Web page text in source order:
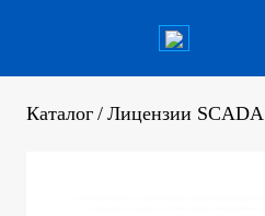
Каталог / Лицензии SCADA